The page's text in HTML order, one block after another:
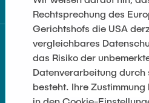
Rechtsprechung des
Gerichtshofs die USA
vergleichbares
das Risiko der
Datenverarbeitung durch
besteht. Ihre